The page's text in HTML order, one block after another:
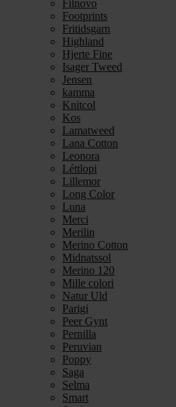
Filnovo
Footprints
Fritidsgarn
Highland
Hjerte Fine
Isager Tweed
Jensen
kamma
Knitcol
Kos
Lamatweed
Lana Cotton
Leonora
Léttlopi
Lillemor
Long Color
Luna
Merci
Merilin
Merino Cotton
Midnatssol
Merino 120
Mille colori
Natur Uld
Parigi
Peer Gynt
Pernilla
Peruvian
Poppy
Saga
Selma
Smart